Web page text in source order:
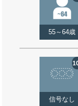
55～64歳
信号なし